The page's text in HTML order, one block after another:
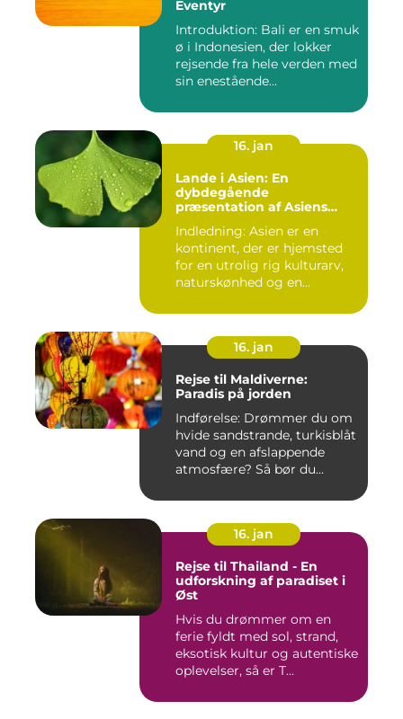
Eventyr
Introduktion: Bali er en smuk
ø i Indonesien, der lokker
rejsende fra hele verden med
sin enestående...
16. jan
Lande i Asien: En
dybdegående
præsentation af Asiens
Indledning: Asien er en
kontinent, der er hjemsted
for en utrolig rig kulturarv,
naturskønhed og en...
16. jan
Rejse til Maldiverne:
Paradis på jorden
Indførelse: Drømmer du om
hvide sandstrande, turkisblåt
vand og en afslappende
atmosfære? Så bør du...
16. jan
Rejse til Thailand - En
udforskning af paradiset i
Øst
Hvis du drømmer om en
ferie fyldt med sol, strand,
eksotisk kultur og autentiske
oplevelser, så er T...